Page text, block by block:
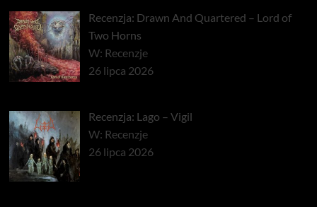
Recenzja: Drawn And Quartered – Lord of
Two Horns
W: Recenzje
26 lipca 2026
Recenzja: Lago – Vigil
W: Recenzje
26 lipca 2026